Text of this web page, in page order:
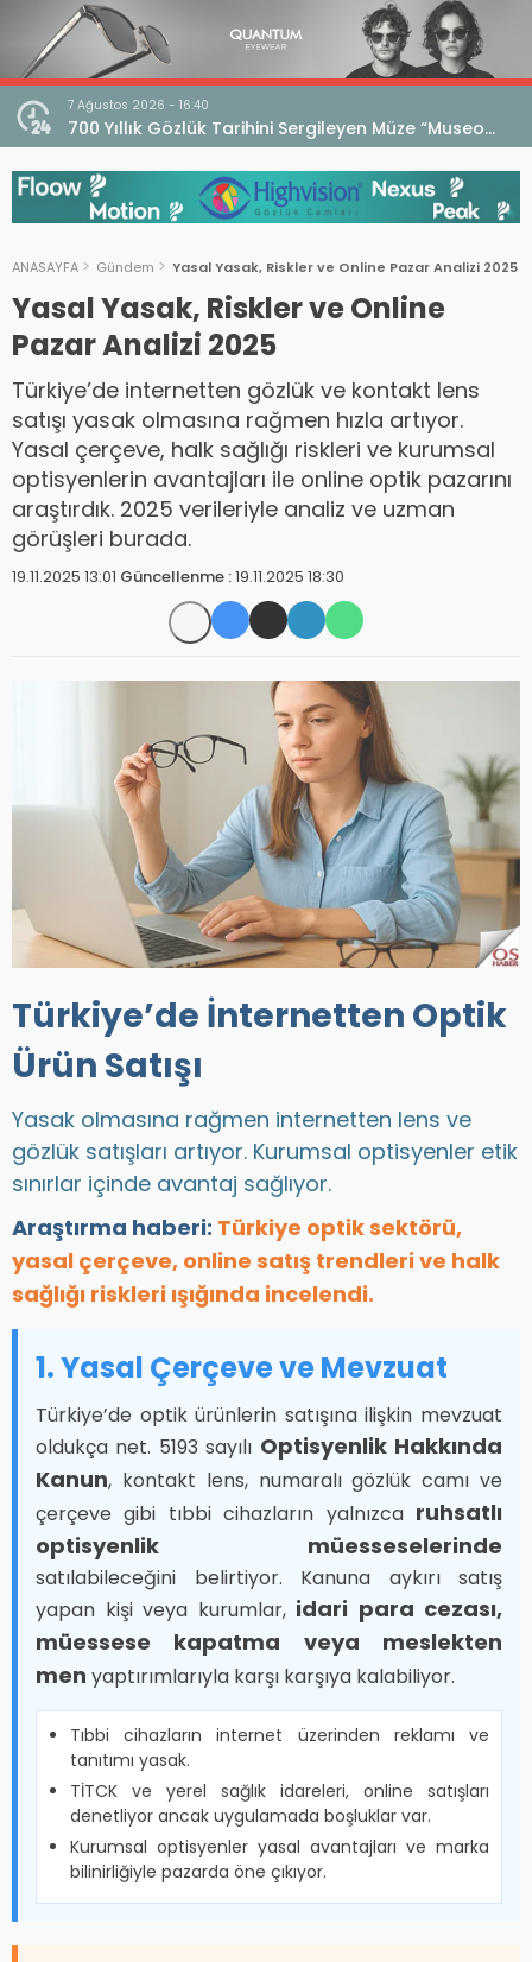
7 Ağustos 2026 - 16:40
700 Yıllık Gözlük Tarihini Sergileyen Müze “Museo
dell’Occhiale”
ANASAYFA Gündem Yasal Yasak, Riskler ve Online Pazar Analizi 2025
Yasal Yasak, Riskler ve Online
Pazar Analizi 2025
Türkiye’de internetten gözlük ve kontakt lens
satışı yasak olmasına rağmen hızla artıyor.
Yasal çerçeve, halk sağlığı riskleri ve kurumsal
optisyenlerin avantajları ile online optik pazarını
araştırdık. 2025 verileriyle analiz ve uzman
görüşleri burada.
19.11.2025 13:01 Güncellenme :19.11.2025 18:30
Türkiye’de İnternetten Optik
Ürün Satışı
Yasak olmasına rağmen internetten lens ve
gözlük satışları artıyor. Kurumsal optisyenler etik
sınırlar içinde avantaj sağlıyor.
Araştırma haberi: Türkiye optik sektörü,
yasal çerçeve, online satış trendleri ve halk
sağlığı riskleri ışığında incelendi.
1. Yasal Çerçeve ve Mevzuat
Türkiye’de optik ürünlerin satışına ilişkin mevzuat
oldukça net. 5193 sayılı Optisyenlik Hakkında
Kanun, kontakt lens, numaralı gözlük camı ve
çerçeve gibi tıbbi cihazların yalnızca ruhsatlı
optisyenlik müesseselerinde
satılabileceğini belirtiyor. Kanuna aykırı satış
yapan kişi veya kurumlar, idari para cezası,
müessese kapatma veya meslekten
men yaptırımlarıyla karşı karşıya kalabiliyor.
Tıbbi cihazların internet üzerinden reklamı ve
tanıtımı yasak.
TİTCK ve yerel sağlık idareleri, online satışları
denetliyor ancak uygulamada boşluklar var.
Kurumsal optisyenler yasal avantajları ve marka
bilinirliğiyle pazarda öne çıkıyor.